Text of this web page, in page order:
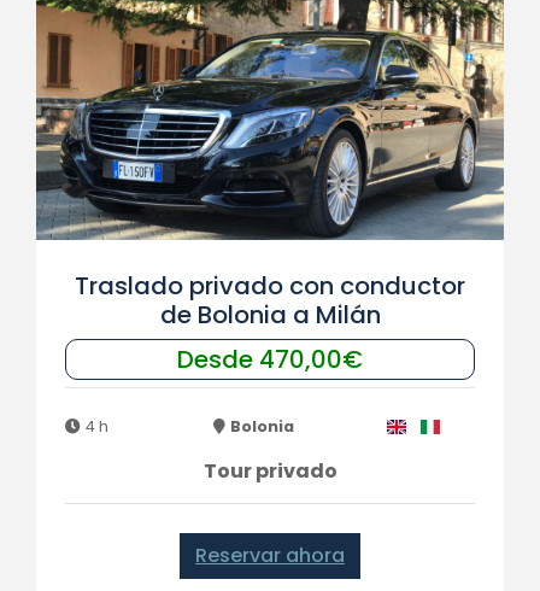
Traslado privado con conductor
de Bolonia a Milán
Desde 470,00€
4 h Bolonia
Tour privado
Reservar ahora